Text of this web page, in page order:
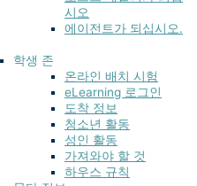
시오
에이전트가 되십시오.
학생 존
온라인 배치 시험
eLearning 로그인
도착 정보
청소년 활동
성인 활동
가져와야 할 것
하우스 규칙